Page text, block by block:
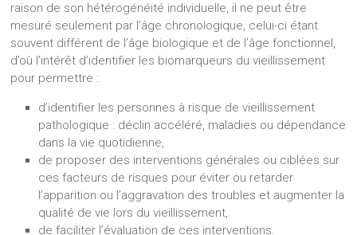
raison de son hétérogénéité individuelle, il ne peut être
mesuré seulement par l’âge chronologique, celui-ci étant
souvent différent de l’âge biologique et de l’âge fonctionnel,
d’où l’intérêt d’identifier les biomarqueurs du vieillissement
pour permettre :
d’identifier les personnes à risque de vieillissement
pathologique : déclin accéléré, maladies ou dépendance
dans la vie quotidienne,
de proposer des interventions générales ou ciblées sur
ces facteurs de risques pour éviter ou retarder
l’apparition ou l’aggravation des troubles et augmenter la
qualité de vie lors du vieillissement,
de faciliter l’évaluation de ces interventions.